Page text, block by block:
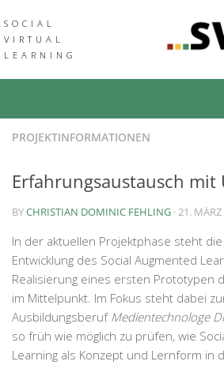
SOCIAL
VIRTUAL
LEARNING
Social Virtual Learning
Neuigkeiten
Verbund
Medien & Downloads
Community of Practice
PROJEKTINFORMATIONEN
Erfahrungsaustausch
BYCHRISTIAN DOMINIC FEHLING · 21.
In der aktuellen Projektphase steht
Entwicklung des Social Augmented
Realisierung eines ersten Prototypen
im Mittelpunkt. Im Fokus steht dabei
Ausbildungsberuf Medientechnologe
so früh wie möglich zu prüfen, wie
Learning als Konzept und Lernform in